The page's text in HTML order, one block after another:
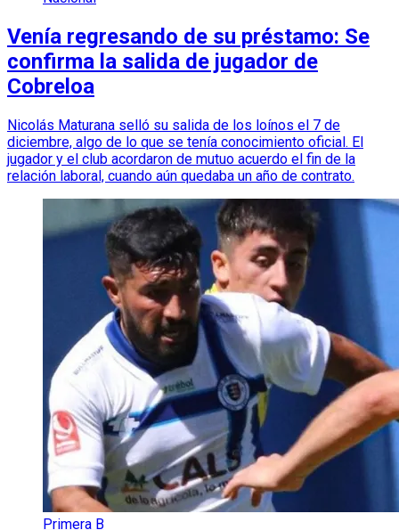
Venía regresando de su préstamo: Se
confirma la salida de jugador de
Cobreloa
Nicolás Maturana selló su salida de los loínos el 7 de
diciembre, algo de lo que se tenía conocimiento oficial. El
jugador y el club acordaron de mutuo acuerdo el fin de la
relación laboral, cuando aún quedaba un año de contrato.
Primera B